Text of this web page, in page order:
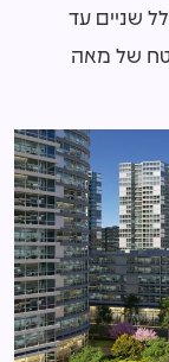
שניים עד
של מאה